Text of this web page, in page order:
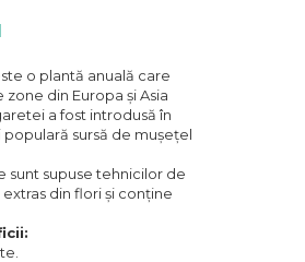
o plantă anuală care
din Europa și Asia
a fost introdusă în
sursă de mușețel
sunt supuse tehnicilor de
din flori și conține